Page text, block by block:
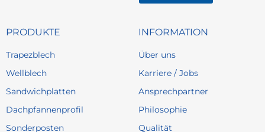
PRODUKTE
Trapezblech
Wellblech
Sandwichplatten
Dachpfannenprofil
Sonderposten
INFORMATION
Über uns
Karriere / Jobs
Ansprechpartner
Philosophie
Qualität